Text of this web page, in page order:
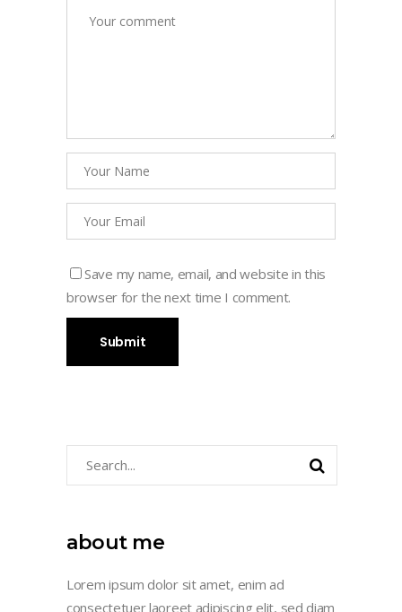
Save my name, email, and website in this
browser for the next time I comment.
about me
Lorem ipsum dolor sit amet, enim ad
consectetuer laoreet adipiscing elit, sed diam